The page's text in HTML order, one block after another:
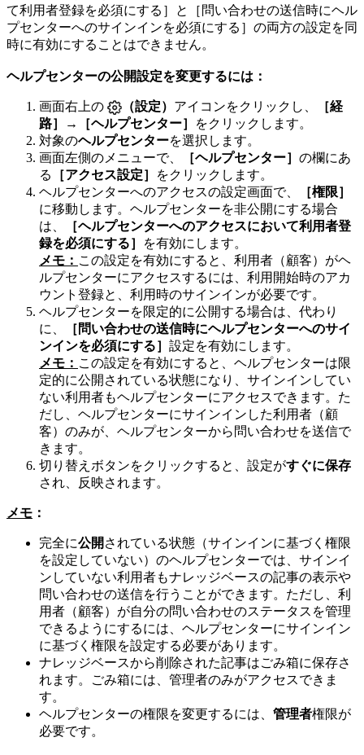
て利用者登録を必須にする］と［問い合わせの送信時にヘル
プセンターへのサインインを必須にする］の両方の設定を同
時に有効にすることはできません。
ヘルプセンターの公開設定を変更するには：
画面右上の （設定） アイコンをクリックし、
［経
路］
→ ［ヘルプセンター］
をクリックします。
対象のヘルプセンターを選択します。
画面左側のメニューで、
［ヘルプセンター］ の欄にあ
る
［アクセス設定］
をクリックします。
ヘルプセンターへのアクセスの設定画面で、
［権限］
に移動します。ヘルプセンターを非公開にする場合
は、
［ヘルプセンターへのアクセスにおいて利用者登
録を必須にする］
を有効にします。
メモ： この設定を有効にすると、利用者（顧客）がヘ
ルプセンターにアクセスするには、利用開始時のアカ
ウント登録と、利用時のサインインが必要です。
ヘルプセンターを限定的に公開する場合は、代わり
に、
［問い合わせの送信時にヘルプセンターへのサイ
ンインを必須にする］ 設定を有効にします。
メモ： この設定を有効にすると、ヘルプセンターは限
定的に公開されている状態になり、サインインしてい
ない利用者もヘルプセンターにアクセスできます。た
だし、ヘルプセンターにサインインした利用者（顧
客）のみが、ヘルプセンターから問い合わせを送信で
きます。
切り替えボタンをクリックすると、設定がすぐに保存
され、反映されます。
メモ ：
完全に公開 されている状態（サインインに基づく権限
を設定していない）のヘルプセンターでは、サインイ
ンしていない利用者もナレッジベースの記事の表示や
問い合わせの送信を行うことができます。ただし、利
用者（顧客）が自分の問い合わせのステータスを管理
できるようにするには、ヘルプセンターにサインイン
に基づく権限を設定する必要があります。
ナレッジベースから削除された記事はごみ箱に保存さ
れます。ごみ箱には、管理者のみがアクセスできま
す。
ヘルプセンターの権限を変更するには、 管理者権限が
必要です。